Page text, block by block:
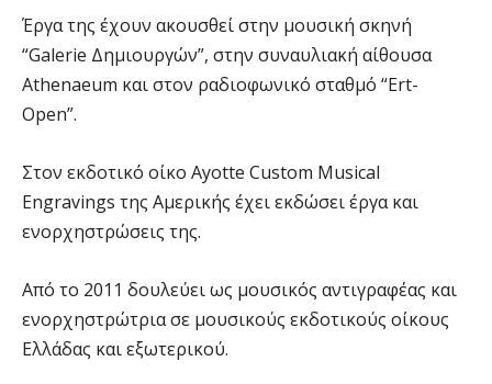
Έργα της έχουν ακουσθεί στην μουσική σκηνή
“Galerie Δημιουργών”, στην συναυλιακή αίθουσα
Athenaeum και στον ραδιοφωνικό σταθμό “Ert-
Open”.
Στον εκδοτικό οίκο Ayotte Custom Musical
Engravings της Αμερικής έχει εκδώσει έργα και
ενορχηστρώσεις της.
Από το 2011 δουλεύει ως μουσικός αντιγραφέας και
ενορχηστρώτρια σε μουσικούς εκδοτικούς οίκους
Ελλάδας και εξωτερικού.